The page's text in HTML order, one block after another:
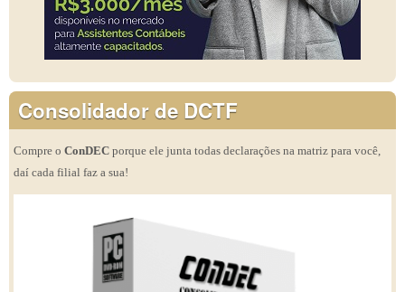
Consolidador de DCTF
Compre o ConDEC porque ele junta todas declarações na matriz para você,
daí cada filial faz a sua!